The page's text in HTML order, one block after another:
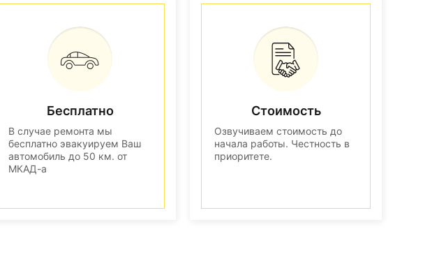
Бесплатно
В случае ремонта мы
бесплатно эвакуируем Ваш
автомобиль до 50 км. от
МКАД-а
Стоимость
Озвучиваем стоимость до
начала работы. Честность в
приоритете.